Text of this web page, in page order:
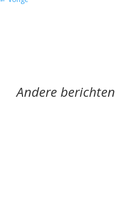
Andere berichten